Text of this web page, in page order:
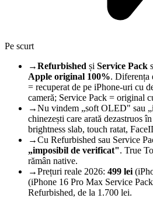
Pe scurt
→Refurbished și Service Pack
Apple original 100%. Diferența
= recuperat de pe iPhone-uri cu
cameră; Service Pack = original
→Nu vindem „soft OLED" sau
chinezești care arată dezastruos
brightness slab, touch ratat,
→Cu Refurbished sau Service
„imposibil de verificat". True
rămân native.
→Prețuri reale 2026: 499 lei
(iPhone 16 Pro Max Service
Refurbished, de la 1.700 lei.